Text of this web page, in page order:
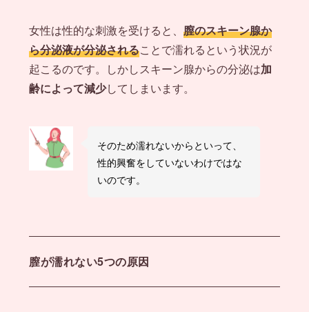
女性は性的な刺激を受けると、 膣のスキーン腺か
ら分泌液が分泌されることで濡れるという状況が
起こるのです。しかしスキーン腺からの分泌は加
齢によって減少してしまいます。
そのため濡れないからといって、
性的興奮をしていないわけではな
いのです。
膣が濡れない5つの原因